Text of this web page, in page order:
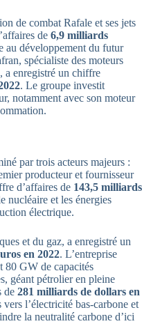
de combat Rafale et ses jets
de 6,9 milliards
au développement du futur
spécialiste des moteurs
a enregistré un chiffre
. Le groupe investit
notamment avec son moteur
par trois acteurs majeurs :
producteur et fournisseur
d’affaires de 143,5 milliards
nucléaire et les énergies
électrique.
et du gaz, a enregistré un
en 2022. L’entreprise
80 GW de capacités
géant pétrolier en pleine
de 281 milliards de dollars en
l’électricité bas-carbone et
la neutralité carbone d’ici